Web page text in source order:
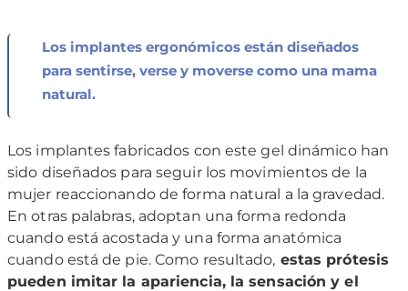
Los implantes ergonómicos están diseñados
para sentirse, verse y moverse como una mama
natural.
Los implantes fabricados con este gel dinámico han
sido diseñados para seguir los movimientos de la
mujer reaccionando de forma natural a la gravedad.
En otras palabras, adoptan una forma redonda
cuando está acostada y una forma anatómica
cuando está de pie. Como resultado, estas prótesis
pueden imitar la apariencia, la sensación y el